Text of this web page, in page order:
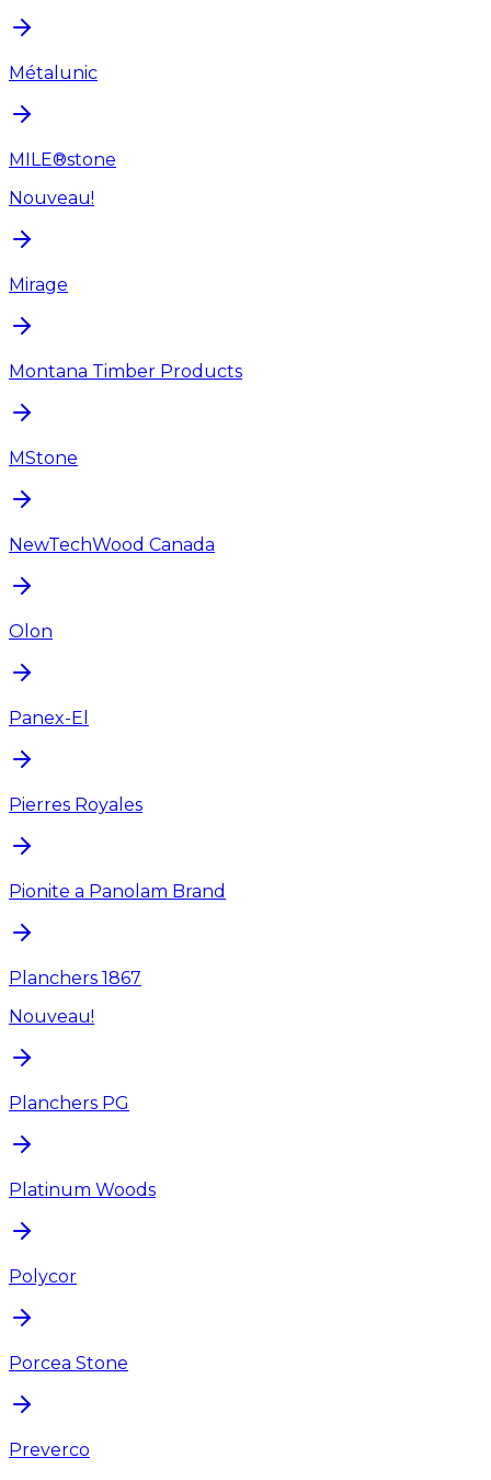
Métalunic
MILE®stone
Nouveau!
Mirage
Montana Timber Products
MStone
NewTechWood Canada
Olon
Panex-El
Pierres Royales
Pionite a Panolam Brand
Planchers 1867
Nouveau!
Planchers PG
Platinum Woods
Polycor
Porcea Stone
Preverco